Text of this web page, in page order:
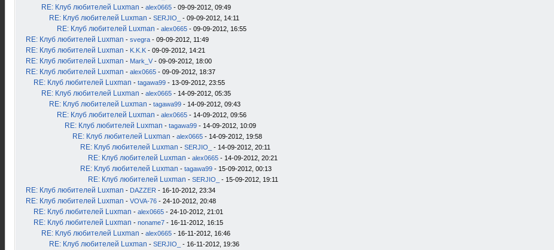
RE: Клуб любителей Luxman - alex0665 - 09-09-2012, 09:49
RE: Клуб любителей Luxman - SERJIO_ - 09-09-2012, 14:11
RE: Клуб любителей Luxman - alex0665 - 09-09-2012, 16:55
RE: Клуб любителей Luxman - svegra - 09-09-2012, 11:49
RE: Клуб любителей Luxman - K.K.K - 09-09-2012, 14:21
RE: Клуб любителей Luxman - Mark_V - 09-09-2012, 18:00
RE: Клуб любителей Luxman - alex0665 - 09-09-2012, 18:37
RE: Клуб любителей Luxman - tagawa99 - 13-09-2012, 23:55
RE: Клуб любителей Luxman - alex0665 - 14-09-2012, 05:35
RE: Клуб любителей Luxman - tagawa99 - 14-09-2012, 09:43
RE: Клуб любителей Luxman - alex0665 - 14-09-2012, 09:56
RE: Клуб любителей Luxman - tagawa99 - 14-09-2012, 10:09
RE: Клуб любителей Luxman - alex0665 - 14-09-2012, 19:58
RE: Клуб любителей Luxman - SERJIO_ - 14-09-2012, 20:11
RE: Клуб любителей Luxman - alex0665 - 14-09-2012, 20:21
RE: Клуб любителей Luxman - tagawa99 - 15-09-2012, 00:13
RE: Клуб любителей Luxman - SERJIO_ - 15-09-2012, 19:11
RE: Клуб любителей Luxman - DAZZER - 16-10-2012, 23:34
RE: Клуб любителей Luxman - VOVA-76 - 24-10-2012, 20:48
RE: Клуб любителей Luxman - alex0665 - 24-10-2012, 21:01
RE: Клуб любителей Luxman - noname7 - 16-11-2012, 16:15
RE: Клуб любителей Luxman - alex0665 - 16-11-2012, 16:46
RE: Клуб любителей Luxman - SERJIO_ - 16-11-2012, 19:36